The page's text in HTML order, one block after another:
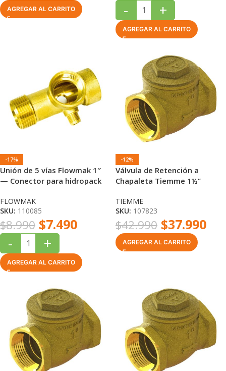
AGREGAR AL CARRITO - +
AGREGAR AL CARRITO
-17%
Unión de 5 vías Flowmak 1″
— Conector para hidropack
FLOWMAK
SKU: 110085
$8.990 $7.490
- +
AGREGAR AL CARRITO
-12%
Válvula de Retención a
Chapaleta Tiemme 1½”
PN16
TIEMME
SKU: 107823
$42.990 $37.990
AGREGAR AL CARRITO